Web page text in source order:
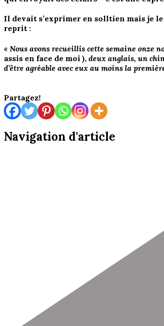
Il devait s’exprimer en solltien mais je
reprit :
« Nous avons recueillis cette semaine onze
assis en face de moi ), deux anglais, un
d’être agréable avec eux au moins la
Partagez!
Navigation d'article